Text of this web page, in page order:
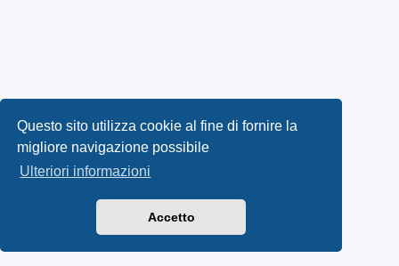
Questo sito utilizza cookie al fine di fornire la
migliore navigazione possibile
Ulteriori informazioni
Accetto